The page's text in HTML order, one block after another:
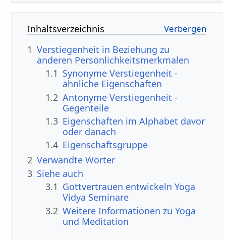
Inhaltsverzeichnis
1 Verstiegenheit in Beziehung zu
anderen Persönlichkeitsmerkmalen
1.1 Synonyme Verstiegenheit -
ähnliche Eigenschaften
1.2 Antonyme Verstiegenheit -
Gegenteile
1.3 Eigenschaften im Alphabet davor
oder danach
1.4 Eigenschaftsgruppe
2 Verwandte Wörter
3 Siehe auch
3.1 Gottvertrauen entwickeln Yoga
Vidya Seminare
3.2 Weitere Informationen zu Yoga
und Meditation